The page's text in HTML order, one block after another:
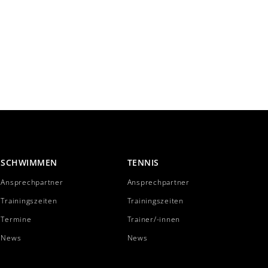
SCHWIMMEN
Ansprechpartner
Trainingszeiten
Termine
News
TENNIS
Ansprechpartner
Trainingszeiten
Trainer/-innen
News